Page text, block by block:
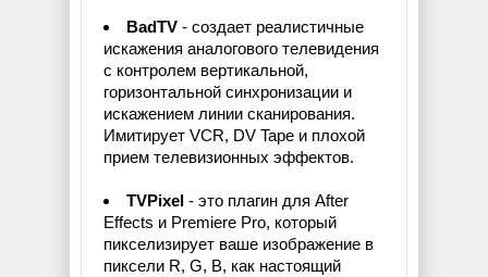
BadTV - создает реалистичные
искажения аналогового телевидения
с контролем вертикальной,
горизонтальной синхронизации и
искажением линии сканирования.
Имитирует VCR, DV Tape и плохой
прием телевизионных эффектов.
TVPixel - это плагин для After
Effects и Premiere Pro, который
пикселизирует ваше изображение в
пиксели R, G, B, как настоящий